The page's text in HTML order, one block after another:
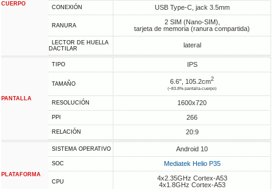
CUERPO
CONEXIÓN USB Type-C, jack 3.5mm
RANURA
2 SIM (Nano-SIM),
tarjeta de memoria (ranura compartida)
LECTOR DE HUELLA
DACTILAR
lateral
PANTALLA
TIPO IPS
TAMAÑO 6.6", 105.2cm2
(~83.8% pantalla-cuerpo)
RESOLUCIÓN 1600x720
PPI 266
RELACIÓN 20:9
PLATAFORMA
SISTEMA OPERATIVO Android 10
SOC Mediatek Helio P35
CPU
4x2.35GHz Cortex-A53
4x1.8GHz Cortex-A53